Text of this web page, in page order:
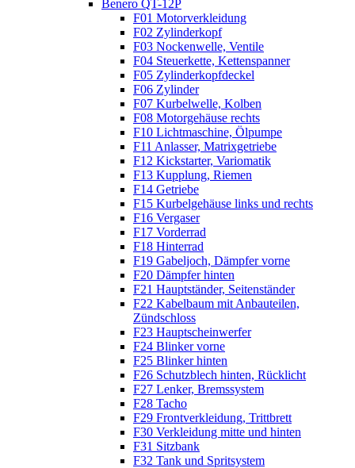
Benero QT-12P
F01 Motorverkleidung
F02 Zylinderkopf
F03 Nockenwelle, Ventile
F04 Steuerkette, Kettenspanner
F05 Zylinderkopfdeckel
F06 Zylinder
F07 Kurbelwelle, Kolben
F08 Motorgehäuse rechts
F10 Lichtmaschine, Ölpumpe
F11 Anlasser, Matrixgetriebe
F12 Kickstarter, Variomatik
F13 Kupplung, Riemen
F14 Getriebe
F15 Kurbelgehäuse links und rechts
F16 Vergaser
F17 Vorderrad
F18 Hinterrad
F19 Gabeljoch, Dämpfer vorne
F20 Dämpfer hinten
F21 Hauptständer, Seitenständer
F22 Kabelbaum mit Anbauteilen,
Zündschloss
F23 Hauptscheinwerfer
F24 Blinker vorne
F25 Blinker hinten
F26 Schutzblech hinten, Rücklicht
F27 Lenker, Bremssystem
F28 Tacho
F29 Frontverkleidung, Trittbrett
F30 Verkleidung mitte und hinten
F31 Sitzbank
F32 Tank und Spritsystem